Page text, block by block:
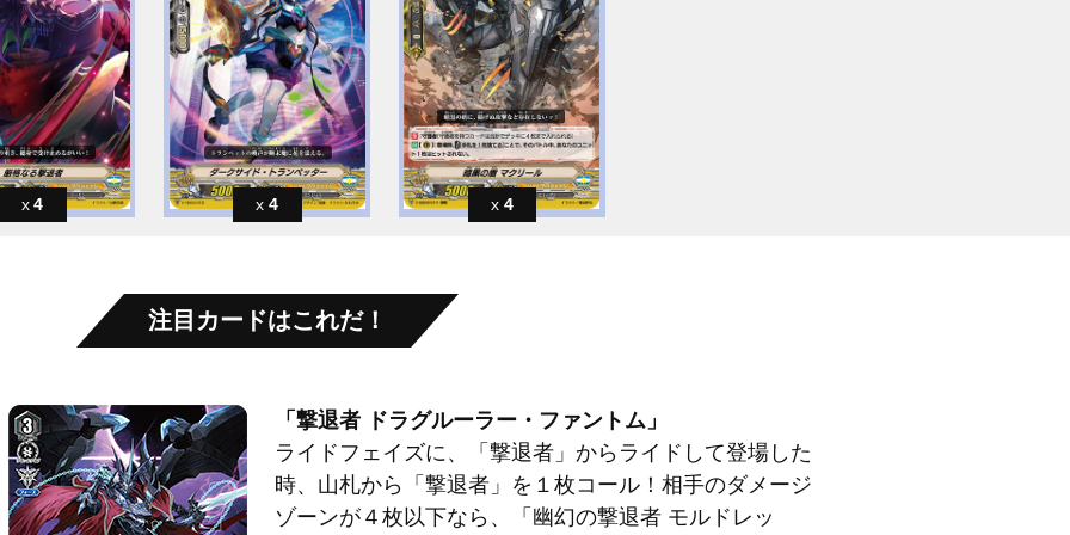
4 4 4
注目カードはこれだ！
「撃退者 ドラグルーラー・ファントム」
ライドフェイズに、「撃退者」からライドして登場した
時、山札から「撃退者」を１枚コール！相手のダメージ
ゾーンが４枚以下なら、「幽幻の撃退者 モルドレッ